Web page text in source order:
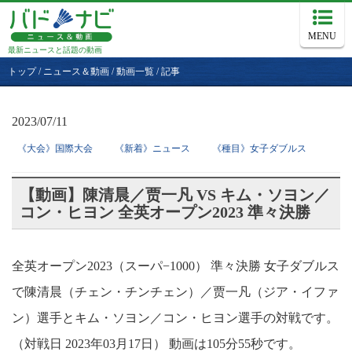
最新ニュースと話題の動画
MENU
トップ/ ニュース＆動画 /動画一覧 /記事
2023/07/11
《大会》国際大会 《新着》ニュース 《種目》女子ダブルス
【動画】陳清晨／贾一凡 VS キム・ソヨン／
コン・ヒヨン 全英オープン2023 準々決勝
全英オープン2023（スーパ−1000） 準々決勝 女子ダブルス
で陳清晨（チェン・チンチェン）／贾一凡（ジア・イファ
ン）選手とキム・ソヨン／コン・ヒヨン選手の対戦です。
（対戦日 2023年03月17日） 動画は105分55秒です。